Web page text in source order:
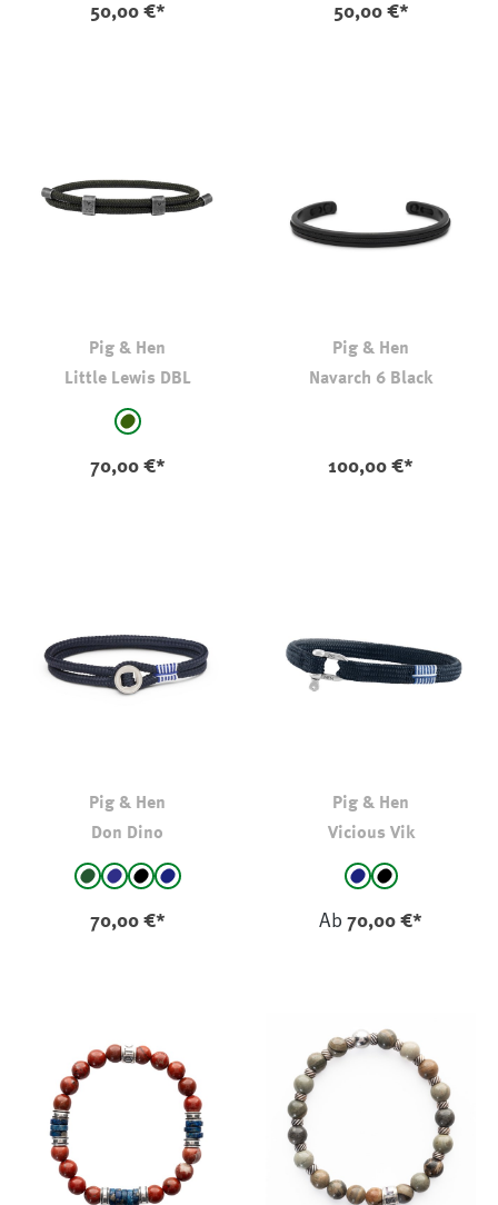
50,00 €* 50,00 €*
Pig & Hen
Little Lewis DBL
auswählen
dkl oliv-kaki
70,00 €*
Pig & Hen
Navarch 6 Black
100,00 €*
Pig & Hen
Don Dino
Farbeauswählen
ArmyNavy-Sand
BlackNavy
70,00 €*
Pig & Hen
Vicious Vik
auswählen
NavyBlack - COA
Ab 70,00 €*